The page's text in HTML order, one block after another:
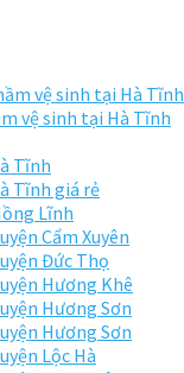
vệ sinh tại Hà Tĩnh
vệ sinh tại Hà Tĩnh
Tĩnh
Tĩnh giá rẻ
Lĩnh
Cẩm Xuyên
Đức Thọ
Hương Khê
Hương Sơn
Hương Sơn
Lộc Hà